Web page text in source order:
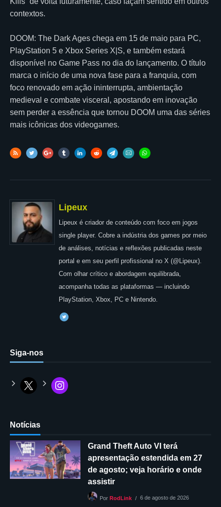
contextos.
DOOM: The Dark Ages chega em 15 de maio para PC,
PlayStation 5 e Xbox Series X|S, e também estará
disponível no Game Pass no dia do lançamento. O título
marca o início de uma nova fase para a franquia, com
foco renovado em ação ininterrupta, ambientação
medieval e combate visceral, apostando em inovação
sem perder a essência que tornou DOOM uma das séries
mais icônicas dos videogames.
Lipeux
Lipeux é criador de conteúdo com foco em jogos
single player. Cobre a indústria dos games por meio
de análises, notícias e reflexões publicadas neste
portal e em seu perfil profissional no X (@Lipeux).
Com olhar crítico e abordagem equilibrada,
acompanha todas as plataformas — incluindo
PlayStation, Xbox, PC e Nintendo.
Siga-nos
Notícias
Grand Theft Auto VI terá
apresentação estendida em 27
de agosto; veja horário e onde
assistir
PorRodLink 6 de agosto de 2026